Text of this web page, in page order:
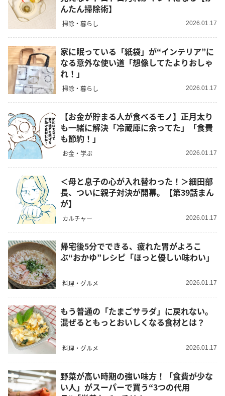
んたん掃除術】
掃除・暮らし 2026.01.17
家に眠っている「紙袋」が“インテリア”に
なる意外な使い道「想像してたよりおしゃ
れ！」
掃除・暮らし 2026.01.17
【お金が貯まる人が食べるモノ】正月太り
も一緒に解決「冷蔵庫に余ってた」「食費
も節約！」
お金・学ぶ 2026.01.17
＜母と息子の心が入れ替わった！＞細田部
長、ついに親子対決が開幕。【第39話まん
が】
カルチャー 2026.01.17
帰宅後5分でできる、疲れた胃がよろこ
ぶ“おかゆ”レシピ「ほっと優しい味わい」
料理・グルメ 2026.01.17
もう普通の「たまごサラダ」に戻れない。
混ぜるともっとおいしくなる食材とは？
料理・グルメ 2026.01.17
野菜が高い時期の強い味方！「食費が少な
い人」がスーパーで買う“3つの代用